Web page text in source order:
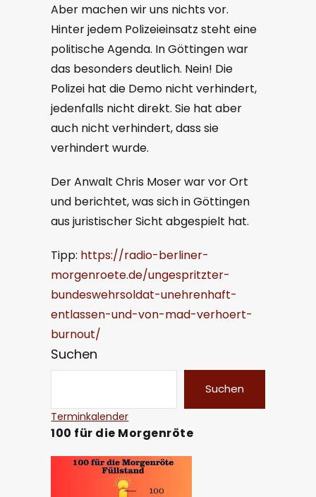
Aber machen wir uns nichts vor.
Hinter jedem Polizeieinsatz steht eine
politische Agenda. In Göttingen war
das besonders deutlich. Nein! Die
Polizei hat die Demo nicht verhindert,
jedenfalls nicht direkt. Sie hat aber
auch nicht verhindert, dass sie
verhindert wurde.
Der Anwalt Chris Moser war vor Ort
und berichtet, was sich in Göttingen
aus juristischer Sicht abgespielt hat.
Tipp: https://radio-berliner-
morgenroete.de/ungespritzter-
bundeswehrsoldat-unehrenhaft-
entlassen-und-von-mad-verhoert-
burnout/
Suchen
Suchen
Terminkalender
100 für die Morgenröte